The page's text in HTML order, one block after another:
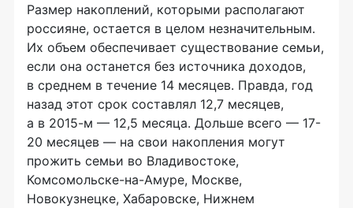
Размер накоплений, которыми располагают
россияне, остается в целом незначительным.
Их объем обеспечивает существование семьи,
если она останется без источника доходов,
в среднем в течение 14 месяцев. Правда, год
назад этот срок составлял 12,7 месяцев,
а в 2015-м — 12,5 месяца. Дольше всего — 17-
20 месяцев — на свои накопления могут
прожить семьи во Владивостоке,
Комсомольске-на-Амуре, Москве,
Новокузнецке, Хабаровске, Нижнем